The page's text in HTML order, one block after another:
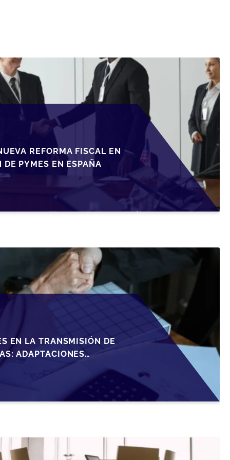
REFORMA FISCAL EN
PYMES EN ESPAÑA
EN LA TRANSMISIÓN DE
ADAPTACIONES
EN 2026